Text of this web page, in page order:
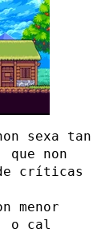
sexa tan
que non
críticas
menor
o cal